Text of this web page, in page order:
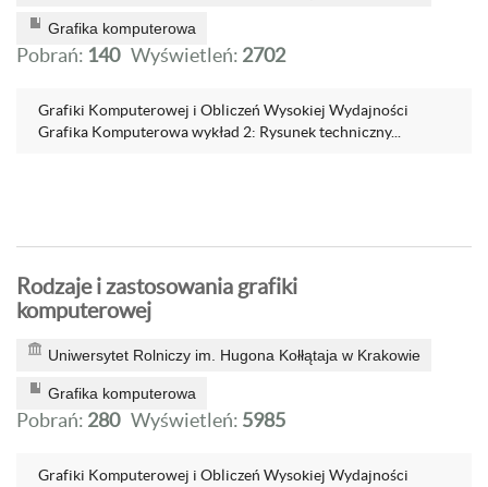
Grafika komputerowa
Pobrań: 140 Wyświetleń: 2702
Grafiki Komputerowej i Obliczeń Wysokiej Wydajności
Grafika Komputerowa wykład 2: Rysunek techniczny...
Rodzaje i zastosowania grafiki
komputerowej
Uniwersytet Rolniczy im. Hugona Kołłątaja w Krakowie
Grafika komputerowa
Pobrań: 280 Wyświetleń: 5985
Grafiki Komputerowej i Obliczeń Wysokiej Wydajności